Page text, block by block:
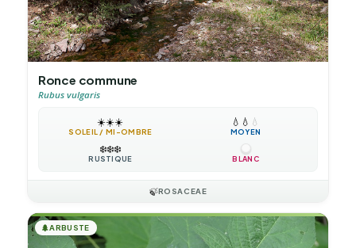
Ronce commune
Rubus vulgaris
☀️☀️☀️
SOLEIL / MI-OMBRE
💧 💧 💧
MOYEN
❄️❄️❄️
RUSTIQUE BLANC
🍃ROSACEAE
🌲ARBUSTE